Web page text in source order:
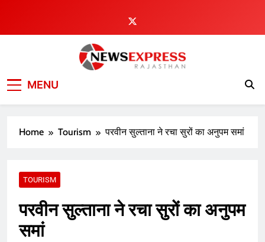
content
MENU
Home Tourism परवीन सुल्ताना ने रचा सुरों का अनुपम समां
TOURISM
परवीन सुल्ताना ने रचा सुरों का अनुपम
समां